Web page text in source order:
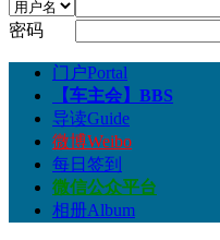
密码
门户Portal
【车主会】 BBS
导读Guide
微博Weibo
每日签到
微信公众平台
相册Album